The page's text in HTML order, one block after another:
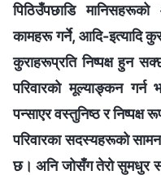
पिठिउँपछाडि
कामहरू गर्ने, आदि-इत्यादि
कुराहरूप्रति निष्पक्ष हुन
परिवारको मूल्याङ्कन
पन्साएर वस्तुनिष्ठ र निष्पक्ष
परिवारका सदस्यहरूको
छ। अनि जोसँग तेरो सुमधुर